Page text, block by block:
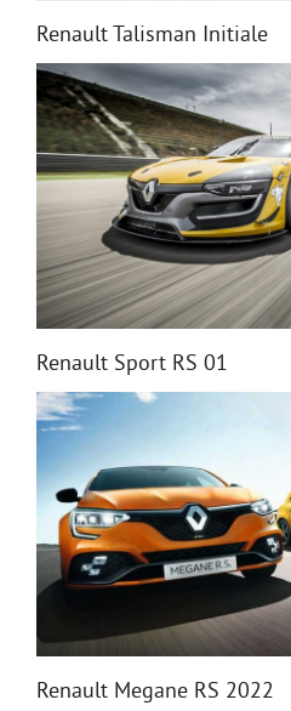
Renault Talisman Initiale
Renault Sport RS 01
Renault Megane RS 2022